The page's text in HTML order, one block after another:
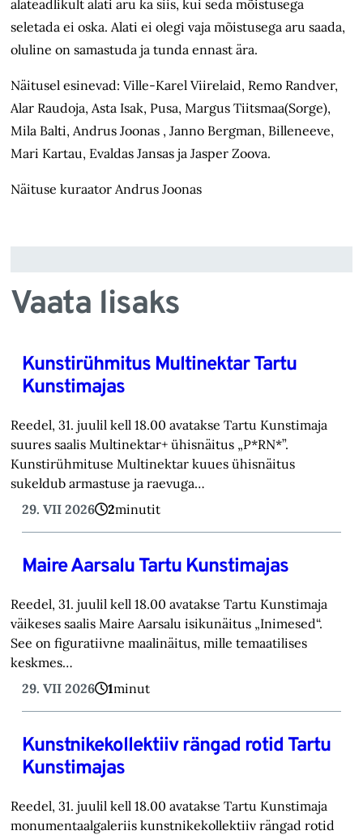
alateadlikult alati aru ka siis, kui seda mõistusega
seletada ei oska. Alati ei olegi vaja mõistusega aru saada,
oluline on samastuda ja tunda ennast ära.
Näitusel esinevad: Ville-Karel Viirelaid, Remo Randver,
Alar Raudoja, Asta Isak, Pusa, Margus Tiitsmaa(Sorge),
Mila Balti, Andrus Joonas , Janno Bergman, Billeneeve,
Mari Kartau, Evaldas Jansas ja Jasper Zoova.
Näituse kuraator Andrus Joonas
Vaata lisaks
Kunstirühmitus Multinektar Tartu
Kunstimajas
Reedel, 31. juulil kell 18.00 avatakse Tartu Kunstimaja
suures saalis Multinektar+ ühisnäitus „P*RN*”.
Kunstirühmituse Multinektar kuues ühisnäitus
sukeldub armastuse ja raevuga…
29. VII 2026
2minutit
Maire Aarsalu Tartu Kunstimajas
Reedel, 31. juulil kell 18.00 avatakse Tartu Kunstimaja
väikeses saalis Maire Aarsalu isikunäitus „Inimesed“.
See on figuratiivne maalinäitus, mille temaatilises
keskmes…
29. VII 2026
1minut
Kunstnikekollektiiv rängad rotid Tartu
Kunstimajas
Reedel, 31. juulil kell 18.00 avatakse Tartu Kunstimaja
monumentaalgaleriis kunstnikekollektiiv rängad rotid